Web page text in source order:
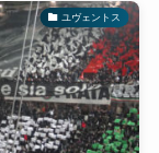
ユヴェントス